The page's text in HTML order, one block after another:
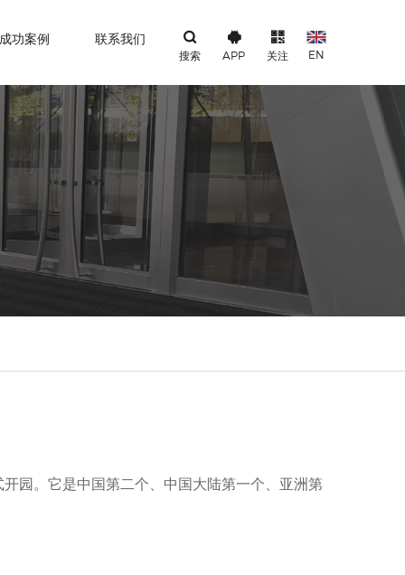
成功案例 联系我们
搜索 APP 关注 EN
园。它是中国第二个、中国大陆第一个、亚洲第